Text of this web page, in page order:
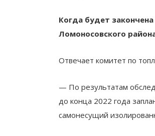
Когда будет
Ломоносовского
Отвечает комитет по
— По результатам
до конца 2022 года
самонесущий